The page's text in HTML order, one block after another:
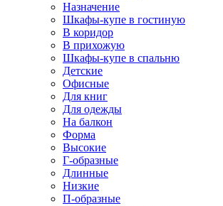
Назначение
Шкафы-купе в гостиную
В коридор
В прихожую
Шкафы-купе в спальню
Детские
Офисные
Для книг
Для одежды
На балкон
Форма
Высокие
Г-образные
Длинные
Низкие
П-образные